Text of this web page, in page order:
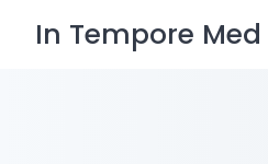
In Tempore Med